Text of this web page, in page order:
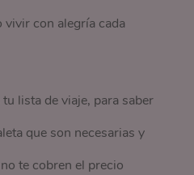
con alegría cada
lista de viaje, para saber
que son necesarias y
te cobren el precio